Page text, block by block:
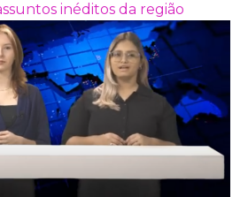
inéditos da região